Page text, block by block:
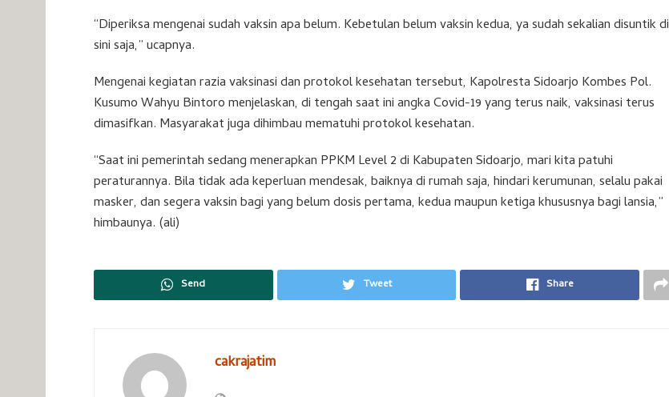
“Diperiksa mengenai sudah vaksin apa belum. Kebetulan belum vaksin kedua, ya sudah sekalian disuntik di
sini saja,” ucapnya.
Mengenai kegiatan razia vaksinasi dan protokol kesehatan tersebut, Kapolresta Sidoarjo Kombes Pol.
Kusumo Wahyu Bintoro menjelaskan, di tengah saat ini angka Covid-19 yang terus naik, vaksinasi terus
dimasifkan. Masyarakat juga dihimbau mematuhi protokol kesehatan.
“Saat ini pemerintah sedang menerapkan PPKM Level 2 di Kabupaten Sidoarjo, mari kita patuhi
peraturannya. Bila tidak ada keperluan mendesak, baiknya di rumah saja, hindari kerumunan, selalu pakai
masker, dan segera vaksin bagi yang belum dosis pertama, kedua maupun ketiga khususnya bagi lansia,”
himbaunya. (ali)
Send Tweet Share
cakrajatim